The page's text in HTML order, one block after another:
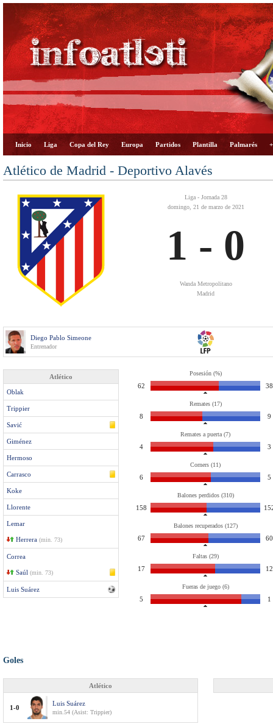
Inicio Liga Copa del Rey Europa Partidos Plantilla Palmarés
Atlético de Madrid - Deportivo Alavés
Liga - Jornada 28
domingo, 21 de marzo de 2021
1 - 0
Wanda Metropolitano
Madrid
Diego Pablo Simeone
Entrenador
Atlético
Oblak
Trippier
Savić
Giménez
Hermoso
Carrasco
Koke
Llorente
Lemar
Herrera (min. 73)
Correa
Saúl (min. 73)
Luis Suárez
Posesión (%)
62 38
Remates (17)
8 9
Remates a puerta (7)
4 3
Corners (11)
6 5
Balones perdidos (310)
158
Balones recuperados (127)
67 60
Faltas (29)
17 12
Fueras de juego (6)
5 1
Goles
Atlético
1-0
Luis Suárez
min.54 (Asist: Trippier)